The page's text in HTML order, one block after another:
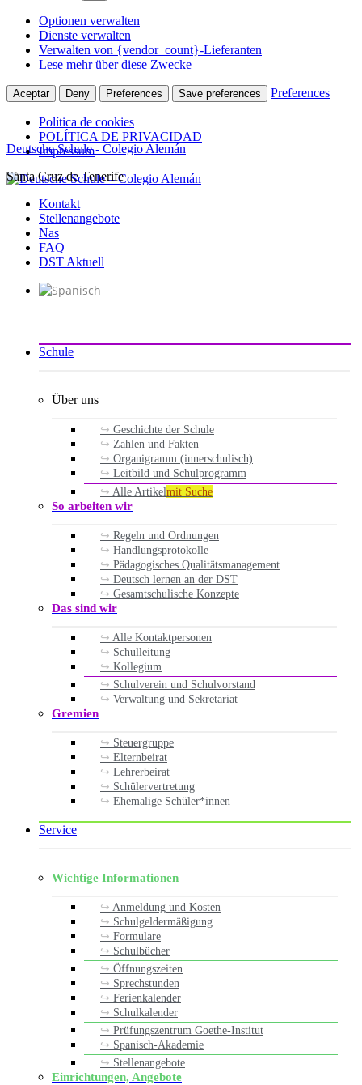
Optionen verwalten
Dienste verwalten
Verwalten von {vendor_count}-Lieferanten
Lese mehr über diese Zwecke
Aceptar Deny Preferences Save preferences Preferences
Política de cookies
POLÍTICA DE PRIVACIDAD
Impressum
Zum
springen
Deutsche Schule - Colegio Alemán
Santa Cruz de Tenerife
Kontakt
Stellenangebote
Nas
FAQ
DST Aktuell
Schule
Über uns
Geschichte der Schule
Zahlen und Fakten
Organigramm (innerschulisch)
Leitbild und Schulprogramm
Alle Artikelmit Suche
So arbeiten wir
Regeln und Ordnungen
Handlungsprotokolle
Pädagogisches Qualitätsmanagement
Deutsch lernen an der DST
Gesamtschulische Konzepte
Das sind wir
Alle Kontaktpersonen
Schulleitung
Kollegium
Schulverein und Schulvorstand
Verwaltung und Sekretariat
Gremien
Steuergruppe
Elternbeirat
Lehrerbeirat
Schülervertretung
Ehemalige Schüler*innen
Service
Wichtige Informationen
Anmeldung und Kosten
Schulgeldermäßigung
Formulare
Schulbücher
Öffnungszeiten
Sprechstunden
Ferienkalender
Schulkalender
Prüfungszentrum Goethe-Institut
Spanisch-Akademie
Stellenangebote
Einrichtungen, Angebote